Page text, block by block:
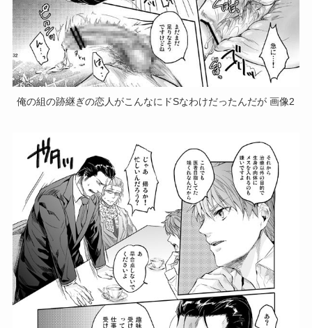
俺の組の跡継ぎの恋人がこんなにドSなわけだったんだが 画像2